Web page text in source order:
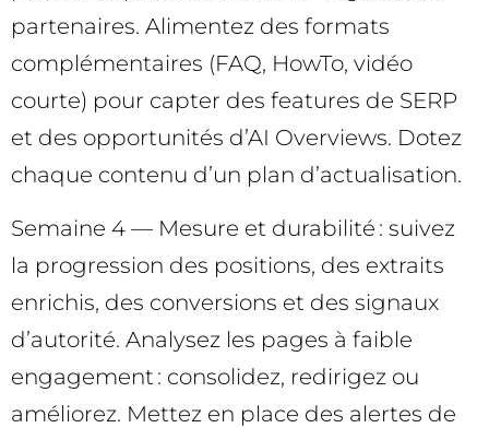
partenaires. Alimentez des formats
complémentaires (FAQ, HowTo, vidéo
courte) pour capter des features de SERP
et des opportunités d’AI Overviews. Dotez
chaque contenu d’un plan d’actualisation.
Semaine 4 — Mesure et durabilité : suivez
la progression des positions, des extraits
enrichis, des conversions et des signaux
d’autorité. Analysez les pages à faible
engagement : consolidez, redirigez ou
améliorez. Mettez en place des alertes de